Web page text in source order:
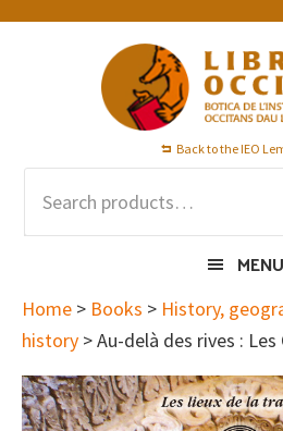
Skip
Skip
Skip
Back to the IEO
MENU
Home > Books > History,
history > Au-delà des rives :